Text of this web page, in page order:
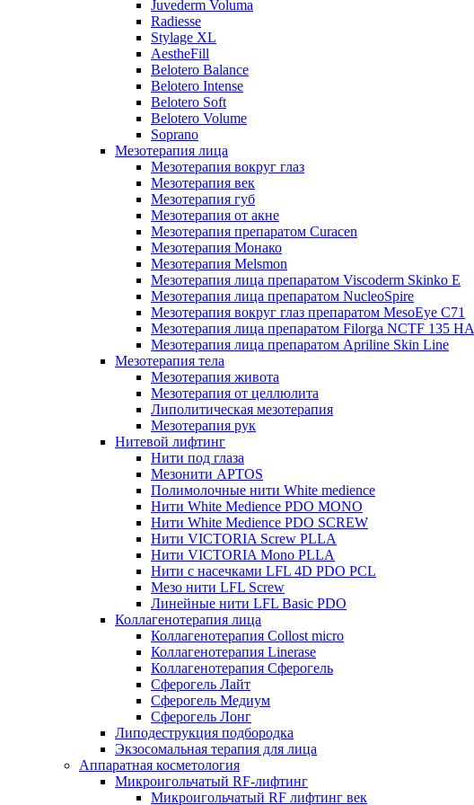
Juvederm Voluma
Radiesse
Stylage XL
AestheFill
Belotero Balance
Belotero Intense
Belotero Soft
Belotero Volume
Soprano
Мезотерапия лица
Мезотерапия вокруг глаз
Мезотерапия век
Мезотерапия губ
Мезотерапия от акне
Мезотерапия препаратом Curacen
Мезотерапия Монако
Мезотерапия Melsmon
Мезотерапия лица препаратом Viscoderm Skinko E
Мезотерапия лица препаратом NucleoSpire
Мезотерапия вокруг глаз препаратом MesoEye С71
Мезотерапия лица препаратом Filorga NCTF 135 HA
Мезотерапия лица препаратом Apriline Skin Line
Мезотерапия тела
Мезотерапия живота
Мезотерапия от целлюлита
Липолитическая мезотерапия
Мезотерапия рук
Нитевой лифтинг
Нити под глаза
Мезонити APTOS
Полимолочные нити White medience
Нити White Medience PDO MONO
Нити White Medience PDO SCREW
Нити VICTORIA Screw PLLA
Нити VICTORIA Mono PLLA
Нити с насечками LFL 4D PDO PCL
Мезо нити LFL Screw
Линейные нити LFL Basic PDO
Коллагенотерапия лица
Коллагенотерапия Collost micro
Коллагенотерапия Linerase
Коллагенотерапия Сферогель
Сферогель Лайт
Сферогель Медиум
Сферогель Лонг
Липодеструкция подбородка
Экзосомальная терапия для лица
Аппаратная косметология
Микроигольчатый RF-лифтинг
Микроигольчатый RF лифтинг век